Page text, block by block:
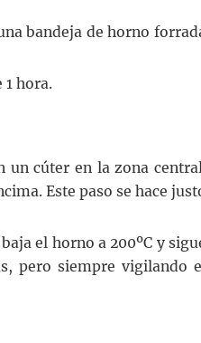
bandeja de horno
hora.
un cúter en la zona
Este paso se hace
el horno a 200ºC y
pero siempre vigilando